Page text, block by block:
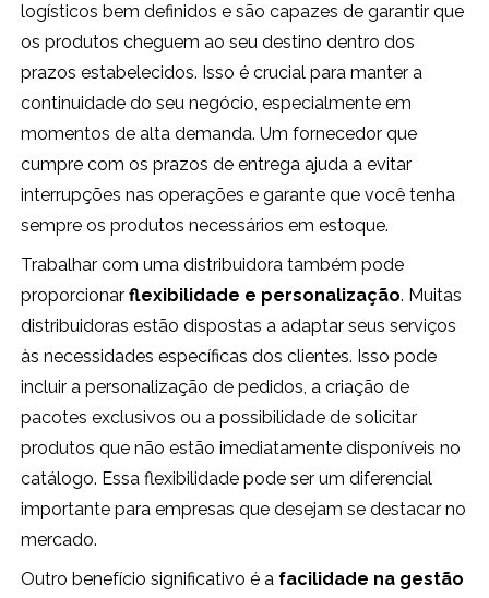
logísticos bem definidos e são capazes de garantir que
os produtos cheguem ao seu destino dentro dos
prazos estabelecidos. Isso é crucial para manter a
continuidade do seu negócio, especialmente em
momentos de alta demanda. Um fornecedor que
cumpre com os prazos de entrega ajuda a evitar
interrupções nas operações e garante que você tenha
sempre os produtos necessários em estoque.
Trabalhar com uma distribuidora também pode
proporcionarflexibilidade e personalização. Muitas
distribuidoras estão dispostas a adaptar seus serviços
às necessidades específicas dos clientes. Isso pode
incluir a personalização de pedidos, a criação de
pacotes exclusivos ou a possibilidade de solicitar
produtos que não estão imediatamente disponíveis no
catálogo. Essa flexibilidade pode ser um diferencial
importante para empresas que desejam se destacar no
mercado.
Outro benefício significativo é a facilidade na gestão